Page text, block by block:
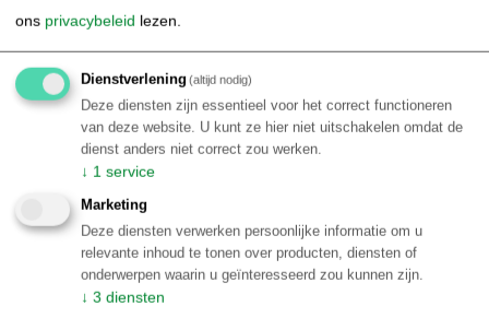
Bird Watching Brazilie
Natuur Brazilie / ecotoerisme
Sportvissen Brazilie
wildlife in Brazilie
Stedentrip Brazilie
Luxe arrangementen Brazilie
Retreat Brazilie
Familie rondreis Brazilië
Informatie
Informatie per Braziliaanse bestemming
Top 10 Brazilië reiservaringen
Klantenbeoordelingen BRS
Over Brazilie
ons privacybeleid lezen.
Dienstverlening(altijd nodig)
Deze diensten zijn essentieel voor het correct functioneren
van deze website. U kunt ze hier niet uitschakelen omdat de
dienst anders niet correct zou werken.
↓ 1 service
Marketing
Deze diensten verwerken persoonlijke informatie om u
relevante inhoud te tonen over producten, diensten of
onderwerpen waarin u geïnteresseerd zou kunnen zijn.
↓ 3 diensten